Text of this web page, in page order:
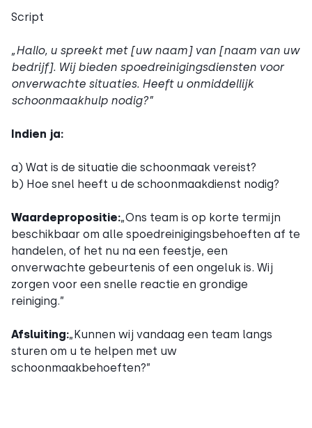
Script
„Hallo, u spreekt met [uw naam] van [naam van uw
bedrijf]. Wij bieden spoedreinigingsdiensten voor
onverwachte situaties. Heeft u onmiddellijk
schoonmaakhulp nodig?”
Indien ja:
a) Wat is de situatie die schoonmaak vereist?
b) Hoe snel heeft u de schoonmaakdienst nodig?
Waardepropositie:„Ons team is op korte termijn
beschikbaar om alle spoedreinigingsbehoeften af te
handelen, of het nu na een feestje, een
onverwachte gebeurtenis of een ongeluk is. Wij
zorgen voor een snelle reactie en grondige
reiniging.”
Afsluiting:„Kunnen wij vandaag een team langs
sturen om u te helpen met uw
schoonmaakbehoeften?”